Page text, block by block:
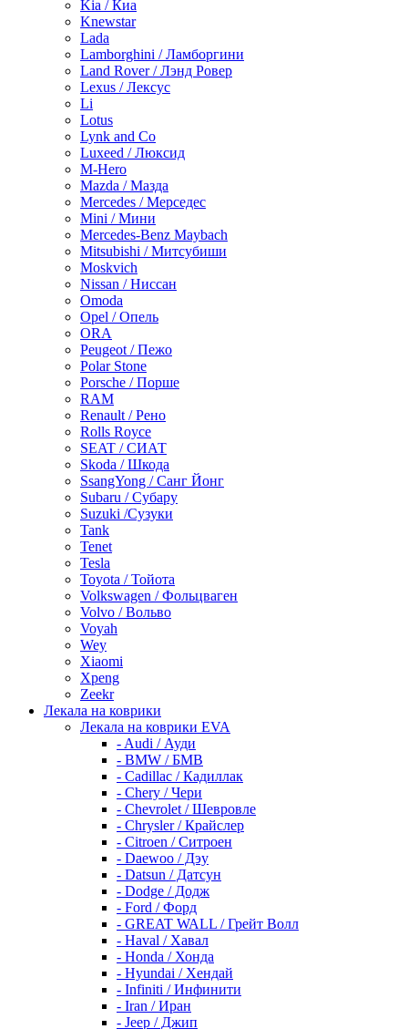
Kia / Киа
Knewstar
Lada
Lamborghini / Ламборгини
Land Rover / Лэнд Ровер
Lexus / Лексус
Li
Lotus
Lynk and Co
Luxeed / Люксид
M-Hero
Mazda / Мазда
Mercedes / Мерседес
Mini / Мини
Mercedes-Benz Maybach
Mitsubishi / Митсубиши
Moskvich
Nissan / Ниссан
Omoda
Opel / Опель
ORA
Peugeot / Пежо
Polar Stone
Porsche / Порше
RAM
Renault / Рено
Rolls Royce
SEAT / СИАТ
Skoda / Шкода
SsangYong / Санг Йонг
Subaru / Субару
Suzuki /Сузуки
Tank
Tenet
Tesla
Toyota / Тойота
Volkswagen / Фольцваген
Volvo / Вольво
Voyah
Wey
Xiaomi
Xpeng
Zeekr
Лекала на коврики
Лекала на коврики EVA
- Audi / Ауди
- BMW / БМВ
- Cadillac / Кадиллак
- Chery / Чери
- Chevrolet / Шевровле
- Chrysler / Крайслер
- Citroen / Ситроен
- Daewoo / Дэу
- Datsun / Датсун
- Dodge / Додж
- Ford / Форд
- GREAT WALL / Грейт Волл
- Haval / Хавал
- Honda / Хонда
- Hyundai / Хендай
- Infiniti / Инфинити
- Iran / Иран
- Jeep / Джип